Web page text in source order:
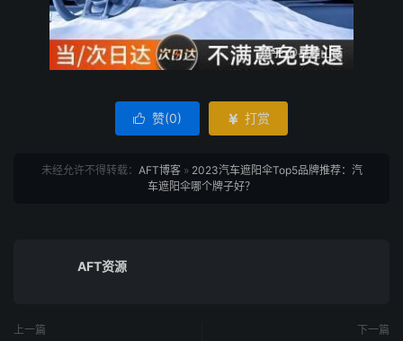
 赞(0)  打赏
未经允许不得转载： AFT博客» 2023汽车遮阳伞Top5品牌推荐：汽
车遮阳伞哪个牌子好？
AFT资源
上一篇 下一篇